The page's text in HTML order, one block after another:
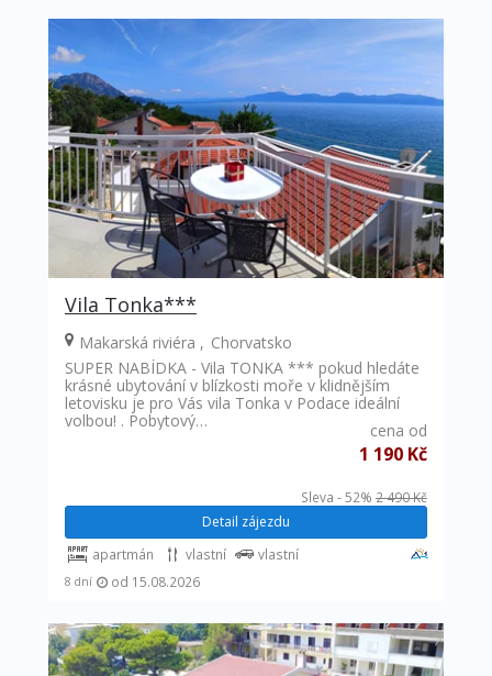
Vila Tonka***
Makarská riviéra
Chorvatsko
SUPER NABÍDKA - Vila TONKA *** pokud hledáte
krásné ubytování v blízkosti moře v klidnějším
letovisku je pro Vás vila Tonka v Podace ideální
volbou! . Pobytový…
cena od
1 190 Kč
Sleva - 52% 2 490 Kč
Detail zájezdu
apartmán vlastní
vlastní
od 15.08.2026
8 dní